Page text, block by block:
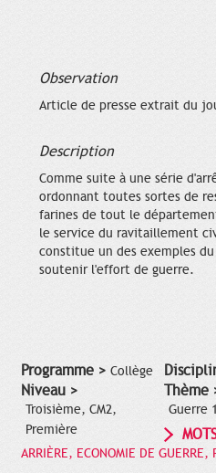
Observation
Article de presse extrait du
Description
Comme suite à une série
ordonnant toutes sortes de
farines de tout le
le service du ravitaillement
constitue un des exemples
soutenir l'effort de guerre.
Programme > Collège
Niveau >
Troisième, CM2,
Première
Thème
Guerre
ARRIÈRE, ECONOMIE DE GUERRE,